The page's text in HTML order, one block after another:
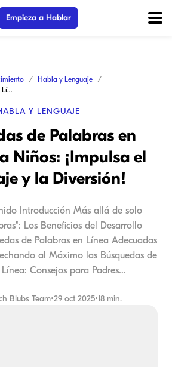
Empieza a Hablar
Habla y Lenguaje
Búsquedas de Palabras en Línea para Niños: ¡Impulsa el Lenguaje y la Diversión!
Y LENGUAJE
de Palabras en
Niños: ¡Impulsa el
y la Diversión!
Introducción Más allá de solo
Los Beneficios del Desarrollo
de Palabras en Línea Adecuadas
al Máximo las Búsquedas de
Consejos para Padres...
Blubs Team•29 oct 2025•18 min.